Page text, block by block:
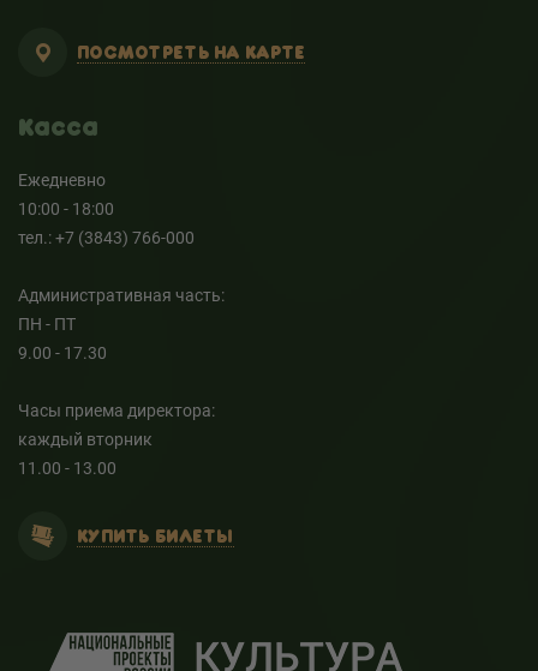
ПОСМОТРЕТЬ НА КАРТЕ
Касса
Ежедневно
10:00 - 18:00
тел.: +7 (3843) 766-000
Административная часть:
ПН - ПТ
9.00 - 17.30
Часы приема директора:
каждый вторник
11.00 - 13.00
КУПИТЬ БИЛЕТЫ